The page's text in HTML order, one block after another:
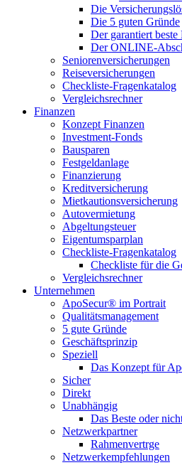
Die
Die 5 guten Gründe
Der garantiert
Der ONLINE-
Seniorenversicherungen
Reiseversicherungen
Checkliste-Fragenkatalog
Vergleichsrechner
Finanzen
Konzept Finanzen
Investment-Fonds
Bausparen
Festgeldanlage
Finanzierung
Kreditversicherung
Mietkautionsversicherung
Autovermietung
Abgeltungsteuer
Eigentumsparplan
Checkliste-Fragenkatalog
Checkliste für die
Vergleichsrechner
Unternehmen
ApoSecur® im Portrait
Qualitätsmanagement
5 gute Gründe
Geschäftsprinzip
Speziell
Das Konzept für
Sicher
Direkt
Unabhängig
Das Beste oder
Netzwerkpartner
Rahmenvertrge
Netzwerkempfehlungen